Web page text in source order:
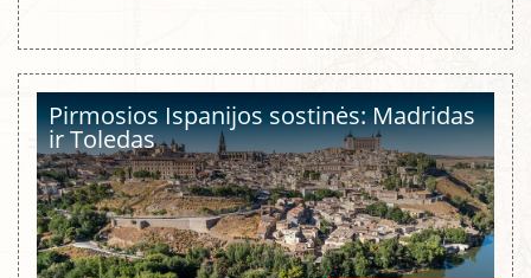
Pirmosios Ispanijos sostinės: Madridas
ir Toledas